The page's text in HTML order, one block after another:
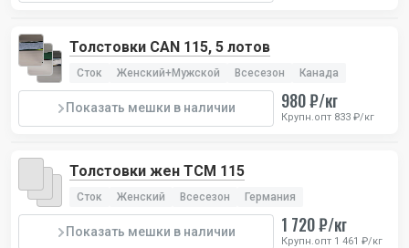
Толстовки CAN 115, 5 лотов
Сток Женский+Мужской Всесезон Канада
Показать мешки в наличии 980 ₽/кг
Крупн.опт 833 ₽/кг
Толстовки жен TCM 115
Сток Женский Всесезон Германия
Показать мешки в наличии 1 720 ₽/кг
Крупн.опт 1 461 ₽/кг